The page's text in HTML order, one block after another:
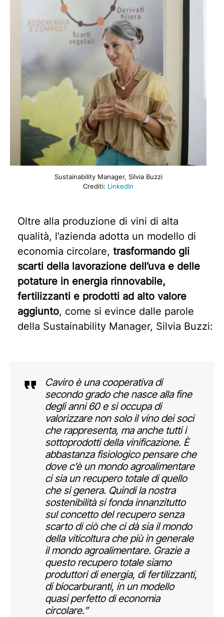
Sustainability Manager, Silvia Buzzi
Crediti: LinkedIn
Oltre alla produzione di vini di alta
qualità, l’azienda adotta un modello di
economia circolare, trasformando gli
scarti della lavorazione dell’uva e delle
potature in energia rinnovabile,
fertilizzanti e prodotti ad alto valore
aggiunto, come si evince dalle parole
della Sustainability Manager, Silvia Buzzi:
Caviro è una cooperativa di
secondo grado che nasce alla fine
degli anni 60 e si occupa di
valorizzare non solo il vino dei soci
che rappresenta, ma anche tutti i
sottoprodotti della vinificazione. È
abbastanza fisiologico pensare che
dove c’è un mondo agroalimentare
ci sia un recupero totale di quello
che si genera. Quindi la nostra
sostenibilità si fonda innanzitutto
sul concetto del recupero senza
scarto di ciò che ci dà sia il mondo
della viticoltura che più in generale
il mondo agroalimentare. Grazie a
questo recupero totale siamo
produttori di energia, di fertilizzanti,
di biocarburanti, in un modello
quasi perfetto di economia
circolare.”